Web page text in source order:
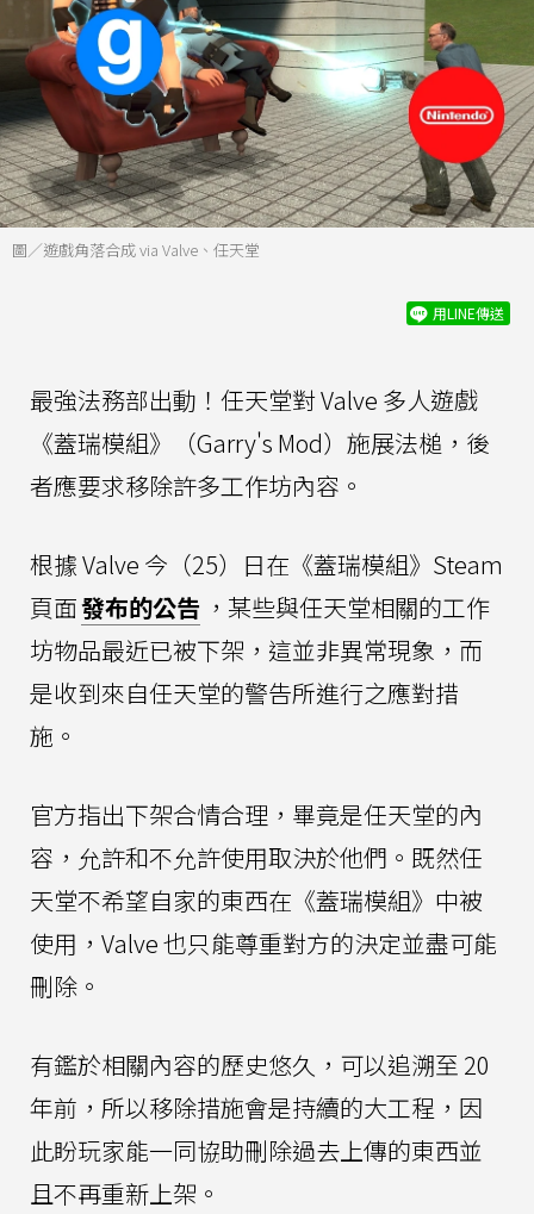
圖／遊戲角落合成 via Valve、任天堂
用LINE傳送
最強法務部出動！任天堂對 Valve 多人遊戲
《蓋瑞模組》（Garry's Mod）施展法槌，後
者應要求移除許多工作坊內容。
根據 Valve 今（25）日在《蓋瑞模組》Steam
頁面發布的公告 ，某些與任天堂相關的工作
坊物品最近已被下架，這並非異常現象，而
是收到來自任天堂的警告所進行之應對措
施。
官方指出下架合情合理，畢竟是任天堂的內
容，允許和不允許使用取決於他們。既然任
天堂不希望自家的東西在《蓋瑞模組》中被
使用，Valve 也只能尊重對方的決定並盡可能
刪除。
有鑑於相關內容的歷史悠久，可以追溯至 20
年前，所以移除措施會是持續的大工程，因
此盼玩家能一同協助刪除過去上傳的東西並
且不再重新上架。